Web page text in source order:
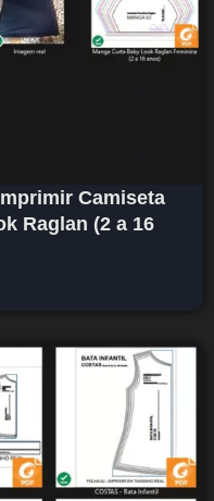
Camiseta
Raglan (2 a 16